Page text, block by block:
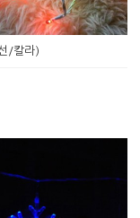
/칼라)